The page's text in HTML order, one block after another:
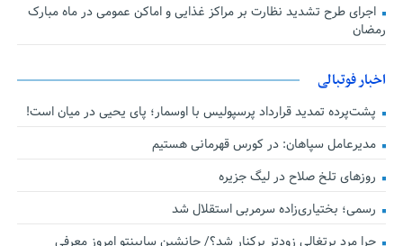
اجرای طرح تشدید نظارت بر مراکز غذایی و اماکن عمومی در ماه مبارک
رمضان
اخبار فوتبالی
پشت‌پرده تمدید قرارداد پرسپولیس با اوسمار؛ پای یحیی در میان است!
مدیرعامل سپاهان: در کورس قهرمانی هستیم
روزهای تلخ صلاح در لیگ جزیره
رسمی؛ بختیاری‌زاده سرمربی استقلال شد
چرا مرد پرتغالی زودتر برکنار شد؟/ جانشین ساپینتو امروز معرفی